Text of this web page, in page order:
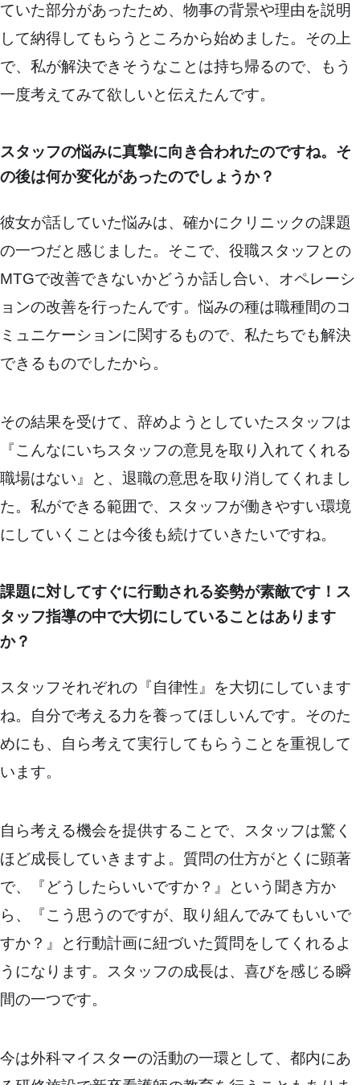
ていた部分があったため、物事の背景や理由を説明
して納得してもらうところから始めました。その上
で、私が解決できそうなことは持ち帰るので、もう
一度考えてみて欲しいと伝えたんです。
スタッフの悩みに真摯に向き合われたのですね。そ
の後は何か変化があったのでしょうか？
彼女が話していた悩みは、確かにクリニックの課題
の一つだと感じました。そこで、役職スタッフとの
MTGで改善できないかどうか話し合い、オペレーシ
ョンの改善を行ったんです。悩みの種は職種間のコ
ミュニケーションに関するもので、私たちでも解決
できるものでしたから。
その結果を受けて、辞めようとしていたスタッフは
『こんなにいちスタッフの意見を取り入れてくれる
職場はない』と、退職の意思を取り消してくれまし
た。私ができる範囲で、スタッフが働きやすい環境
にしていくことは今後も続けていきたいですね。
課題に対してすぐに行動される姿勢が素敵です！ス
タッフ指導の中で大切にしていることはあります
か？
スタッフそれぞれの『自律性』を大切にしています
ね。自分で考える力を養ってほしいんです。そのた
めにも、自ら考えて実行してもらうことを重視して
います。
自ら考える機会を提供することで、スタッフは驚く
ほど成長していきますよ。質問の仕方がとくに顕著
で、『どうしたらいいですか？』という聞き方か
ら、『こう思うのですが、取り組んでみてもいいで
すか？』と行動計画に紐づいた質問をしてくれるよ
うになります。スタッフの成長は、喜びを感じる瞬
間の一つです。
今は外科マイスターの活動の一環として、都内にあ